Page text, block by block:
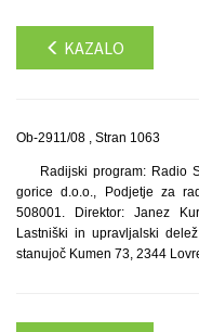
KAZALO
Ob-2911/08 , Stran 1063
Radijski program: Radio
gorice d.o.o., Podjetje za
508001. Direktor: Janez
Lastniški in upravljalski
stanujoč Kumen 73, 2344